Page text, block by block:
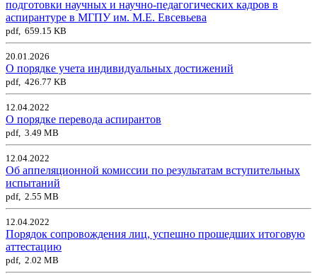
подготовки научных и научно-педагогических кадров в
аспирантуре в МГПУ им. М.Е. Евсевьева
pdf, 659.15 KB
20.01.2026
О порядке учета индивидуальных достижений
pdf, 426.77 KB
12.04.2022
О порядке перевода аспирантов
pdf, 3.49 MB
12.04.2022
Об аппеляционной комиссии по результатам вступительных
испытаний
pdf, 2.55 MB
12.04.2022
Порядок сопровождения лиц, успешно прошедших итоговую
аттестацию
pdf, 2.02 MB